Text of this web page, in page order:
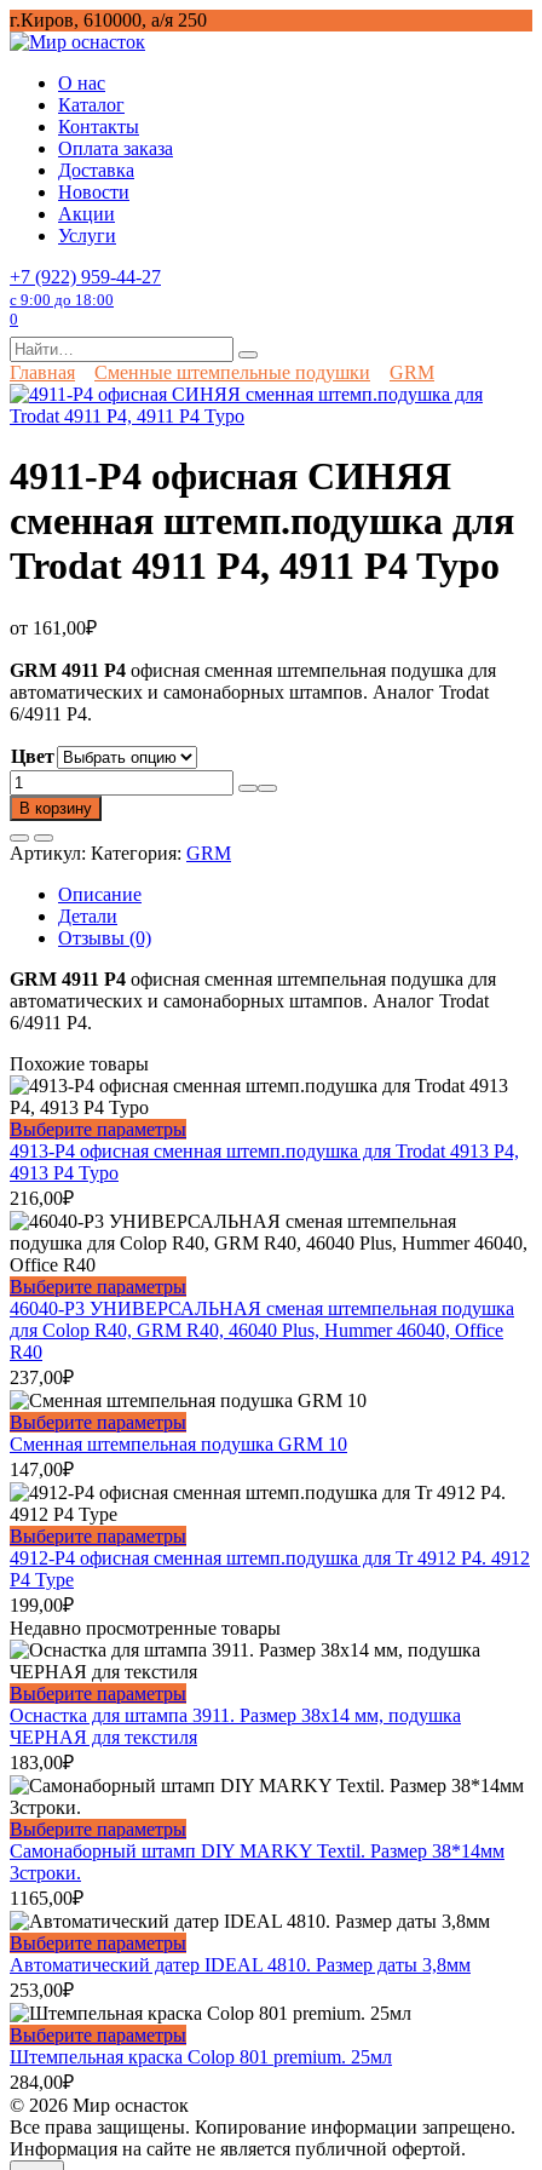
Перейти
к
г.Киров, 610000, а/я 250
О нас
Каталог
Контакты
Оплата заказа
Доставка
Новости
Акции
Услуги
+7 (922) 959-44-27
с 9:00 до 18:00
0
Search
for:
Главная Сменные штемпельные подушки GRM
4911-P4 офисная СИНЯЯ
сменная штемп.подушка для
Trodat 4911 P4, 4911 P4 Typo
от 161,00₽
GRM 4911 P4 офисная сменная штемпельная подушка для
автоматических и самонаборных штампов. Аналог Trodat
6/4911 P4.
Цвет
Количество
товара
4911-
P4
офисная
СИНЯЯ
сменная
штемп.подушка
Trodat
4911
P4,
P4
Typo
В корзину
Артикул: Категория: GRM
Описание
Детали
Отзывы (0)
GRM 4911 P4 офисная сменная штемпельная подушка для
автоматических и самонаборных штампов. Аналог Trodat
6/4911 P4.
Похожие товары
Выберите параметрыЭтот
товар
вариаций.
Опции
можно
выбрать
на
странице
товара.
4913-P4 офисная сменная штемп.подушка для Trodat 4913 P4,
4913 P4 Typo
216,00₽
Выберите параметрыЭтот
товар
имеет
Опции
можно
выбрать
на
товара.
46040-P3 УНИВЕРСАЛЬНАЯ сменая штемпельная подушка
для Colop R40, GRM R40, 46040 Plus, Hummer 46040, Office
R40
237,00₽
Выберите параметрыЭтот
товар
несколько
Опции
можно
выбрать
товара.
Сменная штемпельная подушка GRM 10
147,00₽
Выберите параметрыЭтот
товар
вариаций.
Опции
можно
выбрать
на
странице
товара.
4912-P4 офисная сменная штемп.подушка для Tr 4912 P4. 4912
P4 Type
199,00₽
Недавно просмотренные товары
Выберите параметрыЭтот
товар
имеет
вариаций.
можно
выбрать
на
товара.
Оснастка для штампа 3911. Размер 38х14 мм, подушка
ЧЕРНАЯ для текстиля
183,00₽
Выберите параметрыЭтот
товар
вариаций.
Опции
можно
выбрать
странице
товара.
Самонаборный штамп DIY MARKY Textil. Размер 38*14мм
3строки.
1165,00₽
Выберите параметрыЭтот
товар
несколько
вариаций.
Опции
можно
на
странице
товара.
Автоматический датер IDEAL 4810. Размер даты 3,8мм
253,00₽
Выберите параметрыЭтот
товар
несколько
вариаций.
Опции
Штемпельная краска Colop 801 premium. 25мл
284,00₽
© 2026 Мир оснасток
Все права защищены. Копирование информации запрещено.
Информация на сайте не является публичной офертой.